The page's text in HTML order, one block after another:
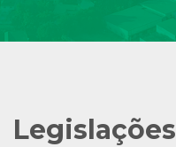
Legislações